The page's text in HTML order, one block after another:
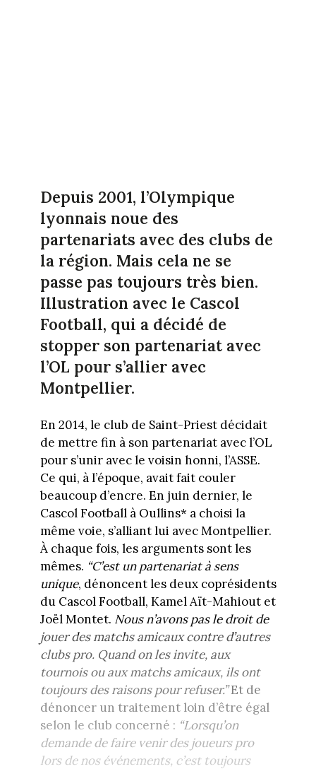
Depuis 2001, l’Olympique
lyonnais noue des
partenariats avec des clubs de
la région. Mais cela ne se
passe pas toujours très bien.
Illustration avec le Cascol
Football, qui a décidé de
stopper son partenariat avec
l’OL pour s’allier avec
Montpellier.
En 2014, le club de Saint-Priest décidait
de mettre fin à son partenariat avec l’OL
pour s’unir avec le voisin honni, l’ASSE.
Ce qui, à l’époque, avait fait couler
beaucoup d’encre. En juin dernier, le
Cascol Football à Oullins* a choisi la
même voie, s’alliant lui avec Montpellier.
À chaque fois, les arguments sont les
mêmes. “C’est un partenariat à sens
unique, dénoncent les deux coprésidents
du Cascol Football, Kamel Aït-Mahiout et
Joël Montet. Nous n’avons pas le droit de
jouer des matchs amicaux contre d’autres
clubs pro. Quand on les invite, aux
tournois ou aux matchs amicaux, ils ont
toujours des raisons pour refuser.”Et de
dénoncer un traitement loin d’être égal
selon le club concerné : “Lorsqu’on
demande de faire venir des joueurs pro
lors de nos événements, c’est toujours